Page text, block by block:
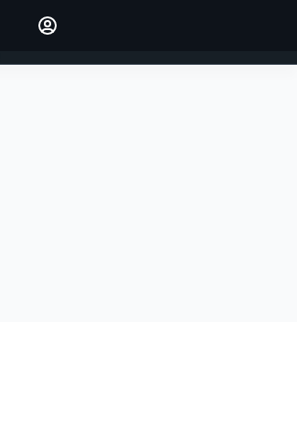
INICIAR SESIÓN